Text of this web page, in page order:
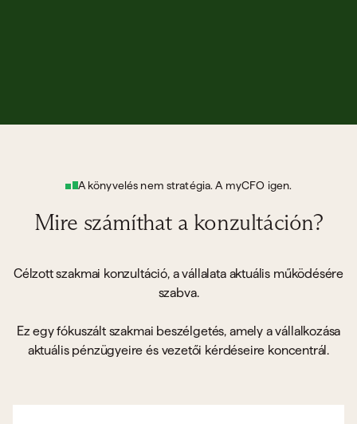
A könyvelés nem stratégia. A myCFO igen.
Mire számíthat a konzultáción?
Célzott szakmai konzultáció, a vállalata aktuális működésére
szabva.
Ez egy fókuszált szakmai beszélgetés, amely a vállalkozása
aktuális pénzügyeire és vezetői kérdéseire koncentrál.